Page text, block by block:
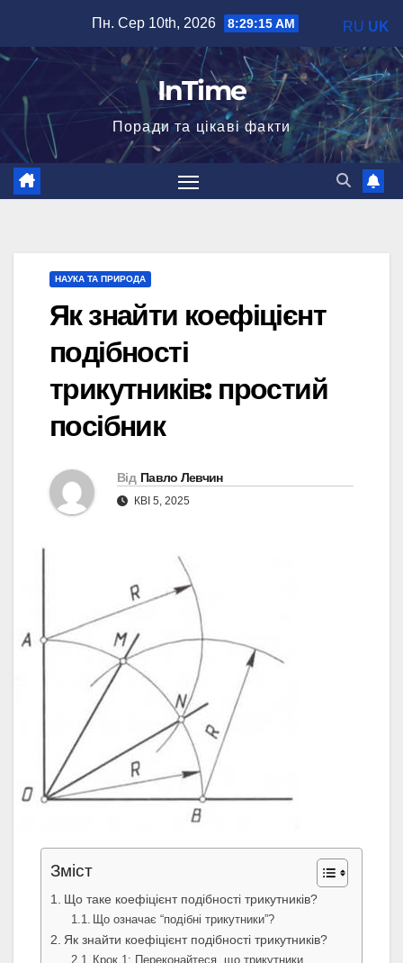
вмісту
Пн. Сер 10th, 2026 8:29:16 AM
InTime
Поради та цікаві факти
НАУКА ТА ПРИРОДА
Як знайти коефіцієнт
подібності
трикутників: простий
посібник
Від Павло Левчин
КВІ 5, 2025
Зміст
Що таке коефіцієнт подібності трикутників?
Що означає “подібні трикутники”?
Як знайти коефіцієнт подібності трикутників?
Крок 1: Переконайтеся, що трикутники
RU UK